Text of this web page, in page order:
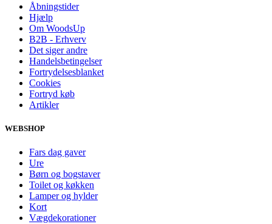
Åbningstider
Hjælp
Om WoodsUp
B2B - Erhverv
Det siger andre
Handelsbetingelser
Fortrydelsesblanket
Cookies
Fortryd køb
Artikler
WEBSHOP
Fars dag gaver
Ure
Børn og bogstaver
Toilet og køkken
Lamper og hylder
Kort
Vægdekorationer